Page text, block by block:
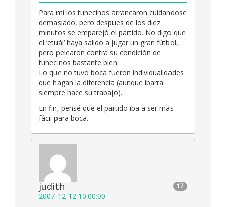
Para mi los tunecinos arrancaron cuidandose
demasiado, pero despues de los diez
minutos se emparejó el partido. No digo que
el ‘etuál’ haya salido a jugar un gran fútbol,
pero pelearon contra su condición de
tunecinos bastante bien.
Lo que no tuvo boca fueron individualidades
que hagan la diferencia (aunque ibarra
siempre hace su trabajo).
En fin, pensé que el partido iba a ser mas
fácil para boca.
17
judith
2007-12-12 10:00:00